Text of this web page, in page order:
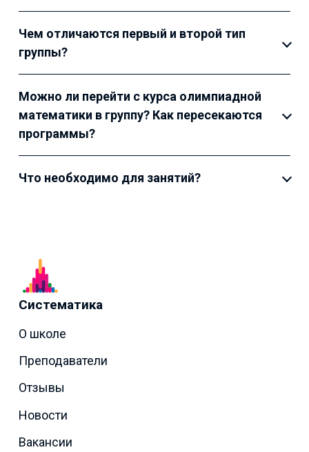
Чем отличаются первый и второй тип
группы?
Можно ли перейти с курса олимпиадной
математики в группу? Как пересекаются
программы?
Что необходимо для занятий?
Систематика
О школе
Преподаватели
Отзывы
Новости
Вакансии